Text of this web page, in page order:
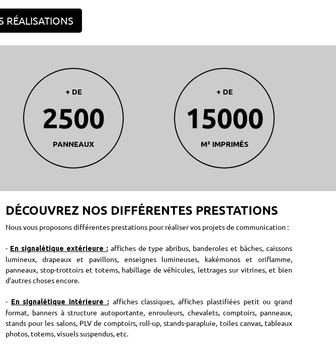
RÉALISATIONS
+ DE
2500
PANNEAUX
+ DE
15000
M² IMPRIMÉS
DÉCOUVREZ NOS DIFFÉRENTES PRESTATIONS
Nous vous proposons différentes prestations pour réaliser vos projets de communication :
- En signalétique extérieure : affiches de type abribus, banderoles et bâches, caissons
lumineux, drapeaux et pavillons, enseignes lumineuses, kakémonos et oriflamme,
panneaux, stop-trottoirs et totems, habillage de véhicules, lettrages sur vitrines, et bien
d'autres choses encore.
- En signalétique intérieure : affiches classiques, affiches plastifiées petit ou grand
format, banners à structure autoportante, enrouleurs, chevalets, comptoirs, panneaux,
stands pour les salons, PLV de comptoirs, roll-up, stands-parapluie, toiles canvas, tableaux
photos, totems, visuels suspendus, etc.